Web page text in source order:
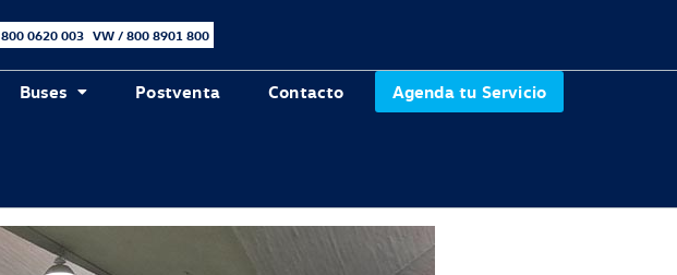
0620 003 VW / 800 8901 800
Buses Postventa Contacto Agenda tu Servicio